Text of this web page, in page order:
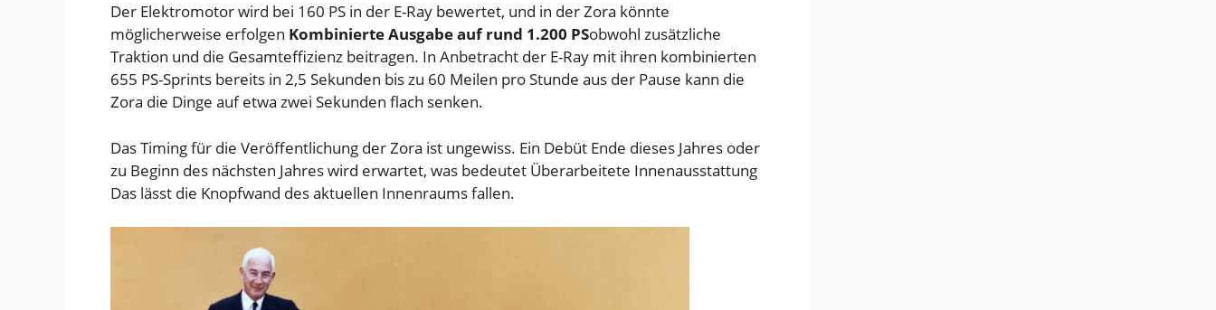
Der Elektromotor wird bei 160 PS in der E-Ray bewertet, und in der Zora könnte
möglicherweise erfolgen Kombinierte Ausgabe auf rund 1.200 PSobwohl zusätzliche
Traktion und die Gesamteffizienz beitragen. In Anbetracht der E-Ray mit ihren kombinierten
655 PS-Sprints bereits in 2,5 Sekunden bis zu 60 Meilen pro Stunde aus der Pause kann die
Zora die Dinge auf etwa zwei Sekunden flach senken.
Das Timing für die Veröffentlichung der Zora ist ungewiss. Ein Debüt Ende dieses Jahres oder
zu Beginn des nächsten Jahres wird erwartet, was bedeutet Überarbeitete Innenausstattung
Das lässt die Knopfwand des aktuellen Innenraums fallen.